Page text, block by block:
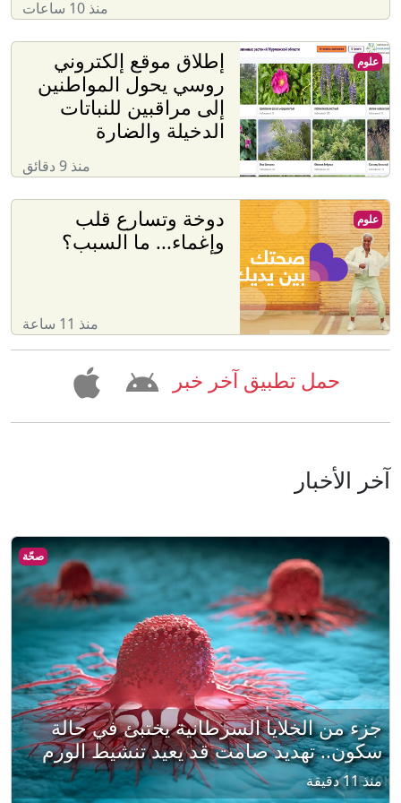
منذ 10 ساعات
إطلاق موقع إلكتروني
روسي يحول المواطنين
إلى مراقبين للنباتات
الدخيلة والضارة
منذ 9 دقائق
علوم
دوخة وتسارع قلب
وإغماء... ما السبب؟
منذ 11 ساعة
علوم
حمل تطبيق آخر خبر
آخر الأخبار
صحّة
جزء من الخلايا السرطانية يختبئ في حالة
سكون.. تهديد صامت قد يعيد تنشيط الورم
منذ 11 دقيقة